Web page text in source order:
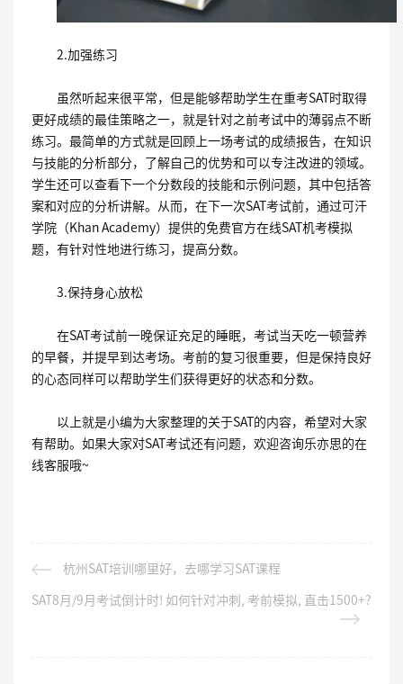
2.加强练习
虽然听起来很平常，但是能够帮助学生在重考SAT
时取得
更好成绩的最佳策略之一，就是针对之前考试中的薄弱点不断
练习。最简单的方式就是回顾上一场考试的成绩报告，在知识
与技能的分析部分，了解自己的优势和可以专注改进的领域。
学生还可以查看下一个分数段的技能和示例问题，其中包括答
案和对应的分析讲解。从而，在下一次SAT 考试前，通过可汗
学院（ Khan Academy）提供的免费官方在线SAT 机考模拟
题，有针对性地进行练习，提高分数。
3.保持身心放松
在SAT 考试前一晚保证充足的睡眠，考试当天吃一顿营养
的早餐，并提早到达考场。考前的复习很重要，但是保持良好
的心态同样可以帮助学生们获得更好的状态和分数。
以上就是小编为大家整理的关于SAT的内容，希望对大家
有帮助。如果大家对SAT考试还有问题，欢迎咨询乐亦思的在
线客服哦~
杭州SAT培训哪里好，去哪学习SAT课程
SAT8月/9月考试倒计时! 如何针对冲刺, 考前模拟, 直击1500+?